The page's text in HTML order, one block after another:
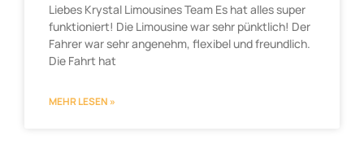
Liebes Krystal Limousines Team Es hat alles super
funktioniert! Die Limousine war sehr pünktlich! Der
Fahrer war sehr angenehm, flexibel und freundlich.
Die Fahrt hat
MEHR LESEN »